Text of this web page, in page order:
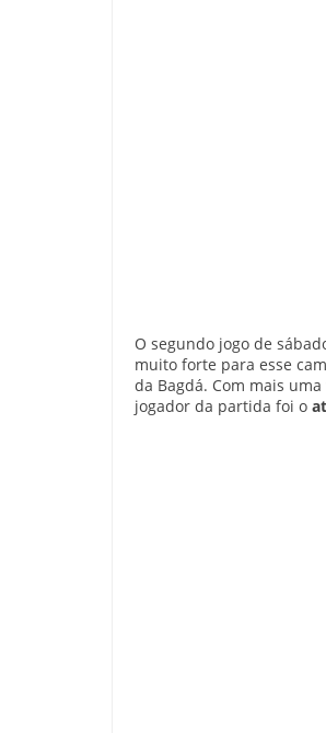
O segundo jogo de
muito forte para esse
da Bagdá. Com mais
jogador da partida foi o